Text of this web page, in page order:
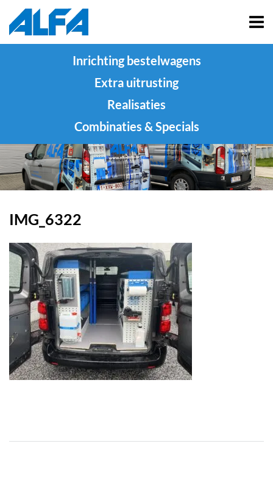
Inrichting bestelwagens
Extra uitrusting
Realisaties
Combinaties & Specials
IMG_6322